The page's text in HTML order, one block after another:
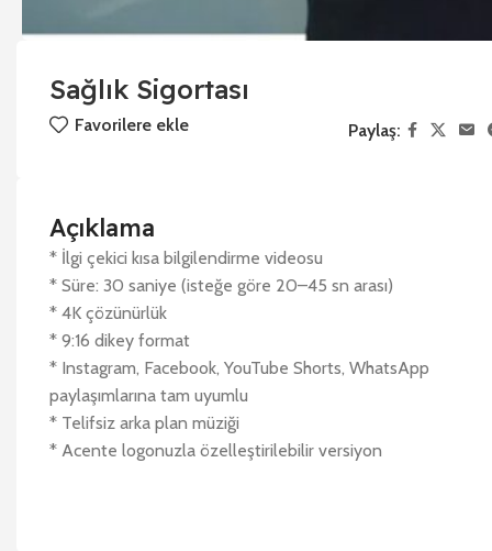
Sağlık Sigortası
Favorilere ekle Paylaş:
Açıklama
* İlgi çekici kısa bilgilendirme videosu
* Süre: 30 saniye (isteğe göre 20–45 sn arası)
* 4K çözünürlük
* 9:16 dikey format
* Instagram, Facebook, YouTube Shorts, WhatsApp
paylaşımlarına tam uyumlu
* Telifsiz arka plan müziği
* Acente logonuzla özelleştirilebilir versiyon